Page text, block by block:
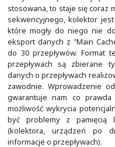
NetFlow składa się z
przepływów w
kolektora. Rodzaj i
od wybranej wersji
niekoniecznie
pamięci urządzenia
będą wspierane przez
eksportu danych